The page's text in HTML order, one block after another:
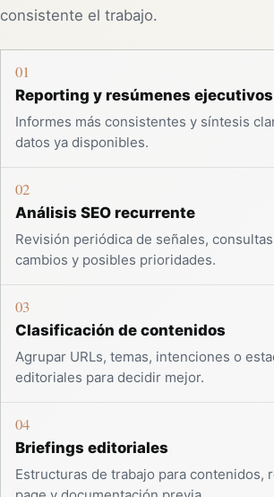
consistente el trabajo.
01
Reporting y resúmenes ejecutivos
Informes más consistentes y síntesis
datos ya disponibles.
02
Análisis SEO recurrente
Revisión periódica de señales,
cambios y posibles prioridades.
03
Clasificación de contenidos
Agrupar URLs, temas, intenciones o
editoriales para decidir mejor.
04
Briefings editoriales
Estructuras de trabajo para contenidos,